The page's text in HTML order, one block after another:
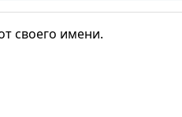
своего имени.